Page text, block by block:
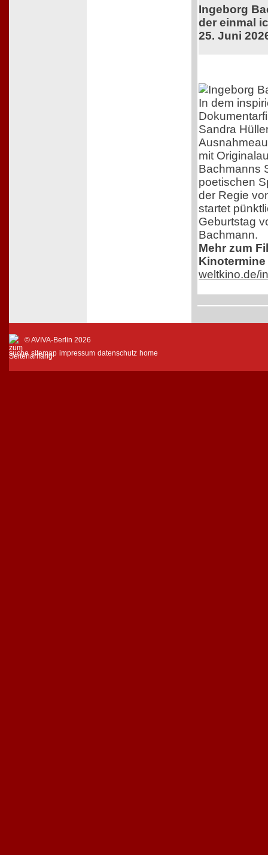
Ingeborg
der einmal
25. Juni
In dem
Sandra
mit
Bachmanns
poetischen
der Regie
startet
Geburtstag
Bachmann.
Mehr zum
weltkino.de/
© AVIVA-Berlin 2026
suche sitemap impressum datenschutz home